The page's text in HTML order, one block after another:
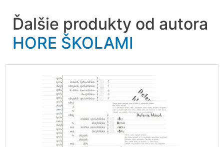
Ďalšie produkty od autora
HORE ŠKOLAMI